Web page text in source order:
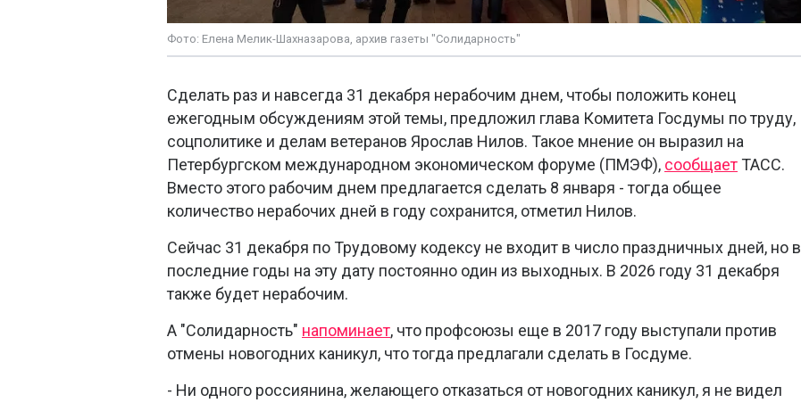
Фото: Елена Мелик-Шахназарова, архив газеты "Солидарность"
Сделать раз и навсегда 31 декабря нерабочим днем, чтобы положить конец
ежегодным обсуждениям этой темы, предложил глава Комитета Госдумы по труду,
соцполитике и делам ветеранов Ярослав Нилов. Такое мнение он выразил на
Петербургском международном экономическом форуме (ПМЭФ), сообщаетТАСС.
Вместо этого рабочим днем предлагается сделать 8 января - тогда общее
количество нерабочих дней в году сохранится, отметил Нилов.
Сейчас 31 декабря по Трудовому кодексу не входит в число праздничных дней, но в
последние годы на эту дату постоянно один из выходных. В 2026 году 31 декабря
также будет нерабочим.
А "Солидарность" напоминает, что профсоюзы еще в 2017 году выступали против
отмены новогодних каникул, что тогда предлагали сделать в Госдуме.
- Ни одного россиянина, желающего отказаться от новогодних каникул, я не видел